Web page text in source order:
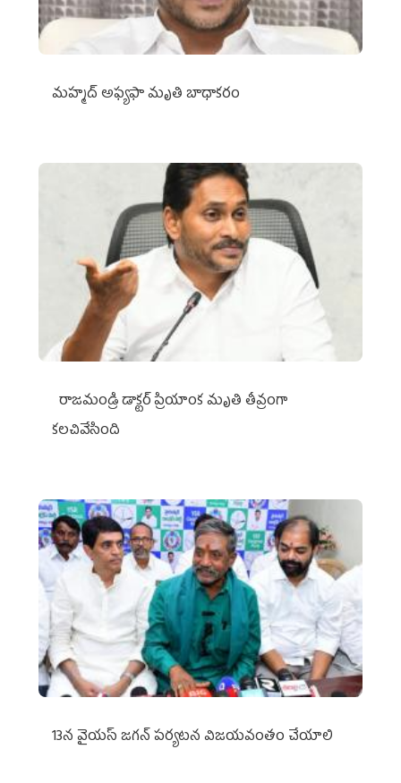
మహ్మద్‌ అఫ్యఫా మృతి బాధాకరం
రాజమండ్రి డాక్టర్‌ ప్రియాంక మృతి తీవ్రంగా
కలచివేసింది
13న వైయస్‌ జగన్‌ పర్యటన విజయవంతం చేయాలి